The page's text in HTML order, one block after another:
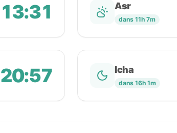
13:31 Asr
dans 11h 7m
20:57 Icha
dans 16h 1m